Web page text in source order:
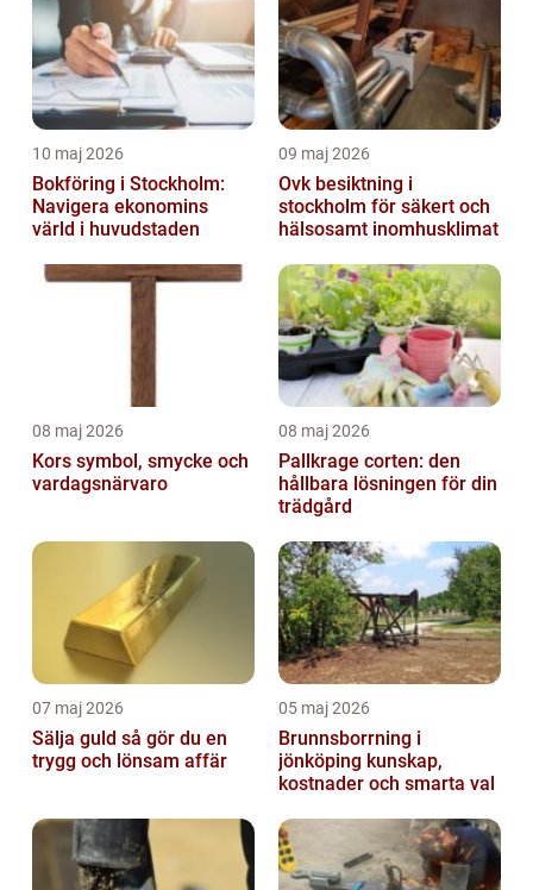
10 maj 2026
Bokföring i Stockholm:
Navigera ekonomins
värld i huvudstaden
09 maj 2026
Ovk besiktning i
stockholm för säkert och
hälsosamt inomhusklimat
08 maj 2026
Kors symbol, smycke och
vardagsnärvaro
08 maj 2026
Pallkrage corten: den
hållbara lösningen för din
trädgård
07 maj 2026
Sälja guld så gör du en
trygg och lönsam affär
05 maj 2026
Brunnsborrning i
jönköping kunskap,
kostnader och smarta val